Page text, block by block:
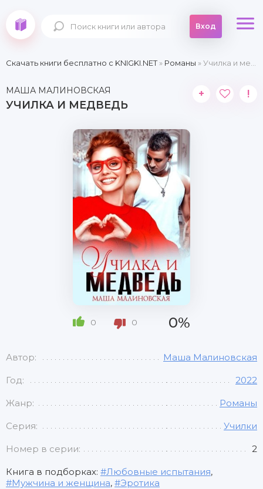
Вход
Скачать книги бесплатно c KNIGKI.NET» Романы » Училка и медведь
МАША МАЛИНОВСКАЯ
УЧИЛКА И МЕДВЕДЬ
+ !
0 0 0%
Автор: Маша Малиновская
Год: 2022
Жанр: Романы
Серия: Училки
Номер в серии: 2
Книга в подборках: Любовные испытания,
Мужчина и женщина, Эротика